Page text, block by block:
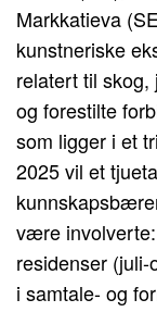
Markkatieva
kunstneriske
relatert til
og forestilte
som ligger i et
2025 vil et
være
residenser
i samtale- og